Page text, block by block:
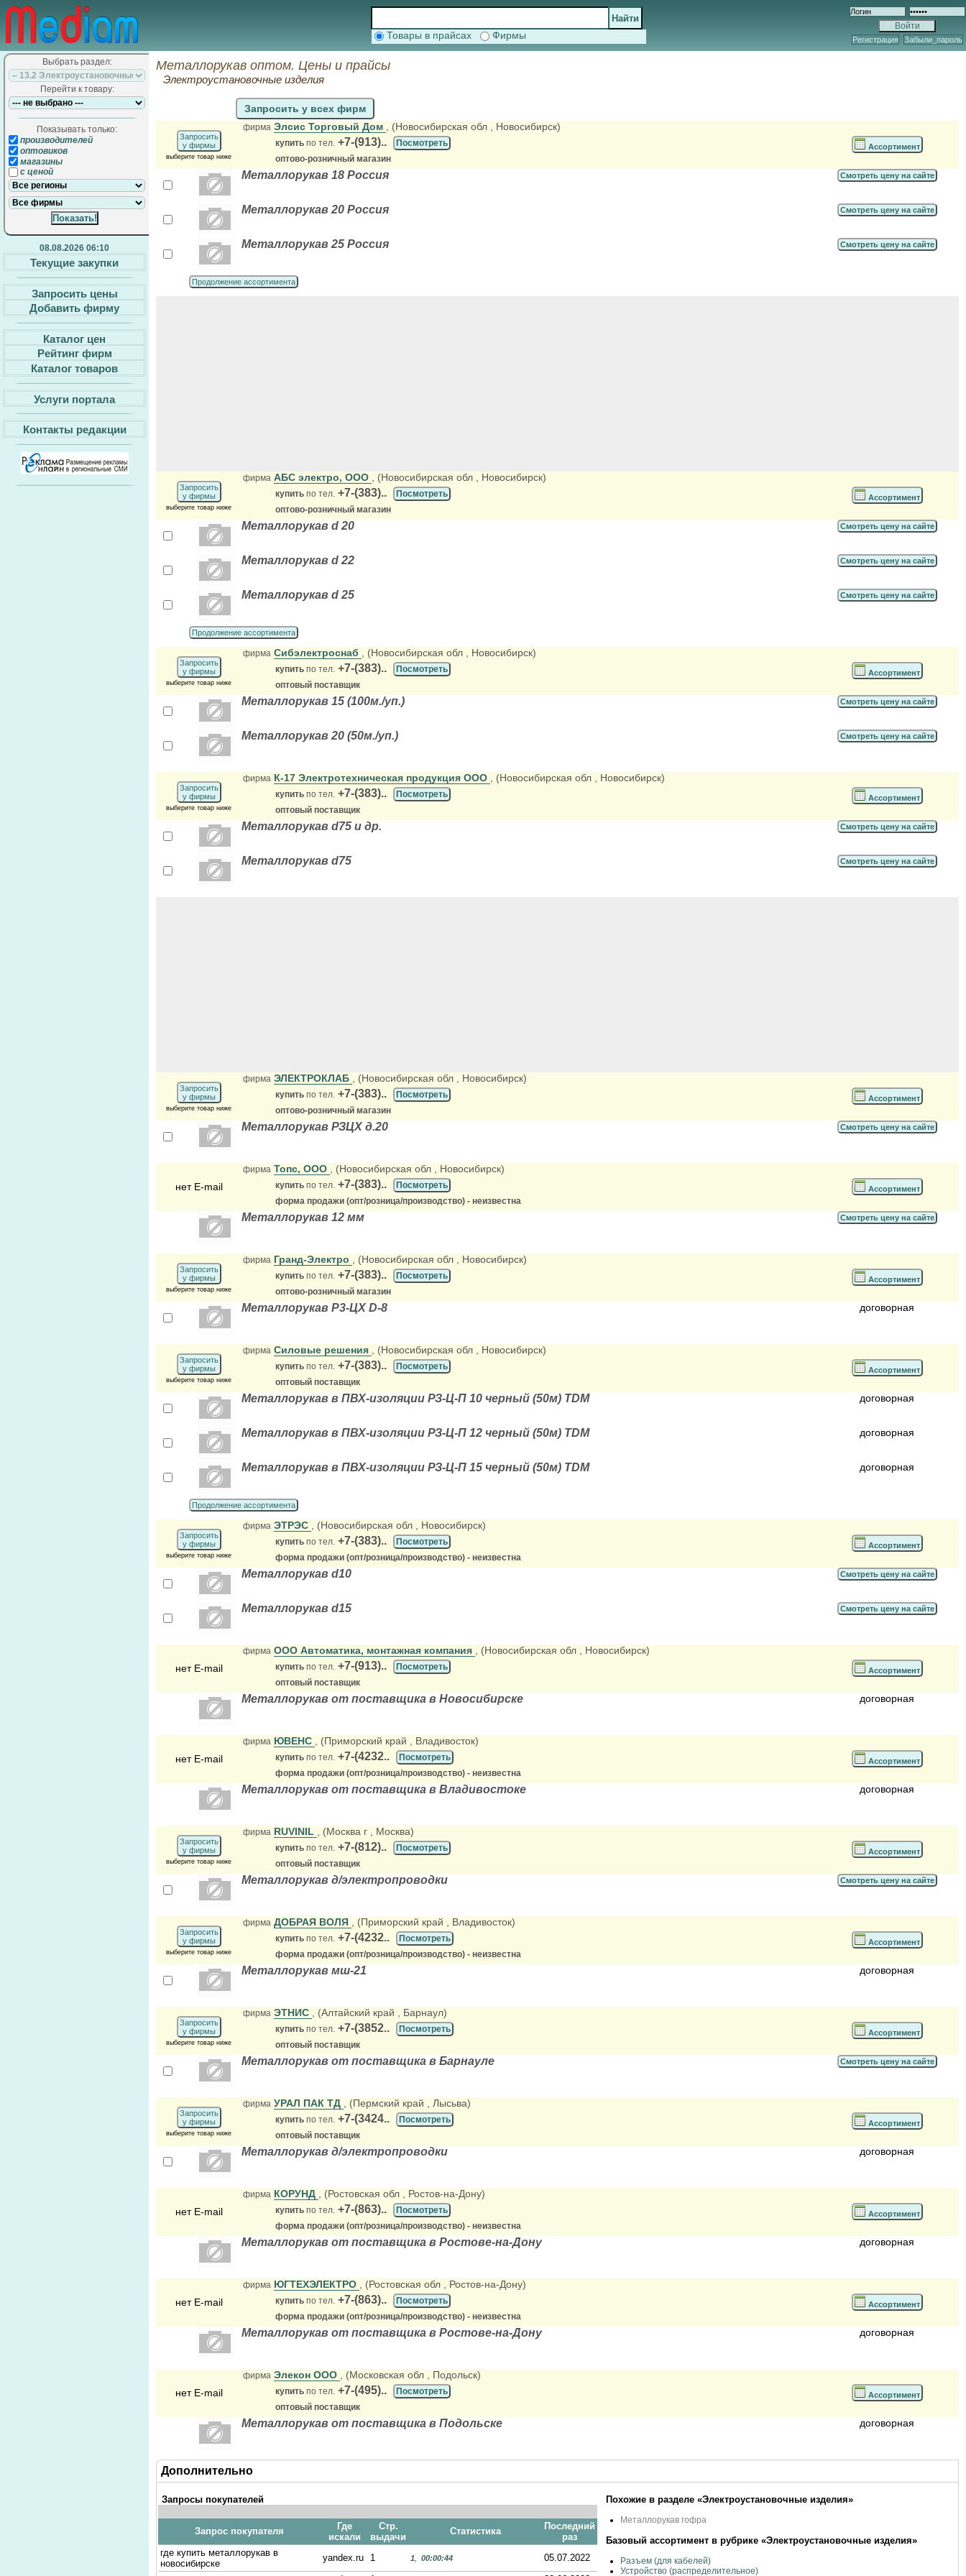
Товары в прайсах Фирмы Регистрация Забыли_пароль
Выбрать раздел:
Перейти к товару:
Показывать только:
производителей
оптовиков
магазины
с ценой
08.08.2026 06:10
Текущие закупки
Запросить цены
Добавить фирму
Каталог цен
Рейтинг фирм
Каталог товаров
Услуги портала
Контакты редакции
Металлорукав оптом. Цены и прайсы
Электроустановочные изделия
Запросить у всех фирм
Запросить
у фирмы
выберите товар ниже
фирма Элсис Торговый Дом , (Новосибирская обл , Новосибирск)
купить по тел. +7-(913)..
Посмотреть
оптово-розничный магазин
Ассортимент
Металлорукав 18 Россия Смотреть цену на сайте
Металлорукав 20 Россия Смотреть цену на сайте
Металлорукав 25 Россия Смотреть цену на сайте
Продолжение ассортимента
Запросить
у фирмы
выберите товар ниже
фирма АБС электро, ООО , (Новосибирская обл , Новосибирск)
купить по тел. +7-(383)..
Посмотреть
оптово-розничный магазин
Ассортимент
Металлорукав d 20 Смотреть цену на сайте
Металлорукав d 22 Смотреть цену на сайте
Металлорукав d 25 Смотреть цену на сайте
Продолжение ассортимента
Запросить
у фирмы
выберите товар ниже
фирма Сибэлектроснаб , (Новосибирская обл , Новосибирск)
купить по тел. +7-(383)..
Посмотреть
оптовый поставщик
Ассортимент
Металлорукав 15 (100м./уп.) Смотреть цену на сайте
Металлорукав 20 (50м./уп.) Смотреть цену на сайте
Запросить
у фирмы
выберите товар ниже
фирма К-17 Электротехническая продукция ООО , (Новосибирская обл , Новосибирск)
купить по тел. +7-(383)..
Посмотреть
оптовый поставщик
Ассортимент
Металлорукав d75 и др. Смотреть цену на сайте
Металлорукав d75 Смотреть цену на сайте
Запросить
у фирмы
выберите товар ниже
фирма ЭЛЕКТРОКЛАБ , (Новосибирская обл , Новосибирск)
купить по тел. +7-(383)..
Посмотреть
оптово-розничный магазин
Ассортимент
Металлорукав РЗЦХ д.20 Смотреть цену на сайте
нет E-mail
фирма Топс, ООО , (Новосибирская обл , Новосибирск)
купить по тел. +7-(383)..
Посмотреть
форма продажи (опт/розница/производство) - неизвестна
Ассортимент
Металлорукав 12 мм Смотреть цену на сайте
Запросить
у фирмы
выберите товар ниже
фирма Гранд-Электро , (Новосибирская обл , Новосибирск)
купить по тел. +7-(383)..
Посмотреть
оптово-розничный магазин
Ассортимент
Металлорукав Р3-ЦХ D-8 договорная
Запросить
у фирмы
выберите товар ниже
фирма Силовые решения , (Новосибирская обл , Новосибирск)
купить по тел. +7-(383)..
Посмотреть
оптовый поставщик
Ассортимент
Металлорукав в ПВХ-изоляции РЗ-Ц-П 10 черный (50м) TDM договорная
Металлорукав в ПВХ-изоляции РЗ-Ц-П 12 черный (50м) TDM договорная
Металлорукав в ПВХ-изоляции РЗ-Ц-П 15 черный (50м) TDM договорная
Продолжение ассортимента
Запросить
у фирмы
выберите товар ниже
фирма ЭТРЭС , (Новосибирская обл , Новосибирск)
купить по тел. +7-(383)..
Посмотреть
форма продажи (опт/розница/производство) - неизвестна
Ассортимент
Металлорукав d10 Смотреть цену на сайте
Металлорукав d15 Смотреть цену на сайте
нет E-mail
фирма ООО Автоматика, монтажная компания , (Новосибирская обл , Новосибирск)
купить по тел. +7-(913)..
Посмотреть
оптовый поставщик
Ассортимент
Металлорукав от поставщика в Новосибирске договорная
нет E-mail
фирма ЮВЕНС , (Приморский край , Владивосток)
купить по тел. +7-(4232..
Посмотреть
форма продажи (опт/розница/производство) - неизвестна
Ассортимент
Металлорукав от поставщика в Владивостоке договорная
Запросить
у фирмы
выберите товар ниже
фирма RUVINIL , (Москва г , Москва)
купить по тел. +7-(812)..
Посмотреть
оптовый поставщик
Ассортимент
Металлорукав д/электропроводки Смотреть цену на сайте
Запросить
у фирмы
выберите товар ниже
фирма ДОБРАЯ ВОЛЯ , (Приморский край , Владивосток)
купить по тел. +7-(4232..
Посмотреть
форма продажи (опт/розница/производство) - неизвестна
Ассортимент
Металлорукав мш-21 договорная
Запросить
у фирмы
выберите товар ниже
фирма ЭТНИС , (Алтайский край , Барнаул)
купить по тел. +7-(3852..
Посмотреть
оптовый поставщик
Ассортимент
Металлорукав от поставщика в Барнауле Смотреть цену на сайте
Запросить
у фирмы
выберите товар ниже
фирма УРАЛ ПАК ТД , (Пермский край , Лысьва)
купить по тел. +7-(3424..
Посмотреть
оптовый поставщик
Ассортимент
Металлорукав д/электропроводки договорная
нет E-mail
фирма КОРУНД , (Ростовская обл , Ростов-на-Дону)
купить по тел. +7-(863)..
Посмотреть
форма продажи (опт/розница/производство) - неизвестна
Ассортимент
Металлорукав от поставщика в Ростове-на-Дону договорная
нет E-mail
фирма ЮГТЕХЭЛЕКТРО , (Ростовская обл , Ростов-на-Дону)
купить по тел. +7-(863)..
Посмотреть
форма продажи (опт/розница/производство) - неизвестна
Ассортимент
Металлорукав от поставщика в Ростове-на-Дону договорная
нет E-mail
фирма Элекон ООО , (Московская обл , Подольск)
купить по тел. +7-(495)..
Посмотреть
оптовый поставщик
Ассортимент
Металлорукав от поставщика в Подольске договорная
Дополнительно
Запросы покупателей
Запрос покупателя
Где
искали
Стр.
выдачи
Статистика
Последний
раз
где купить металлорукав в
новосибирске
yandex.ru 1 1 00:00:44
05.07.2022
Похожие в разделе «Электроустановочные изделия»
Металлорукав гофра
Базовый ассортимент в рубрике «Электроустановочные изделия»
Разъем (для кабелей)
Устройство (распределительное)